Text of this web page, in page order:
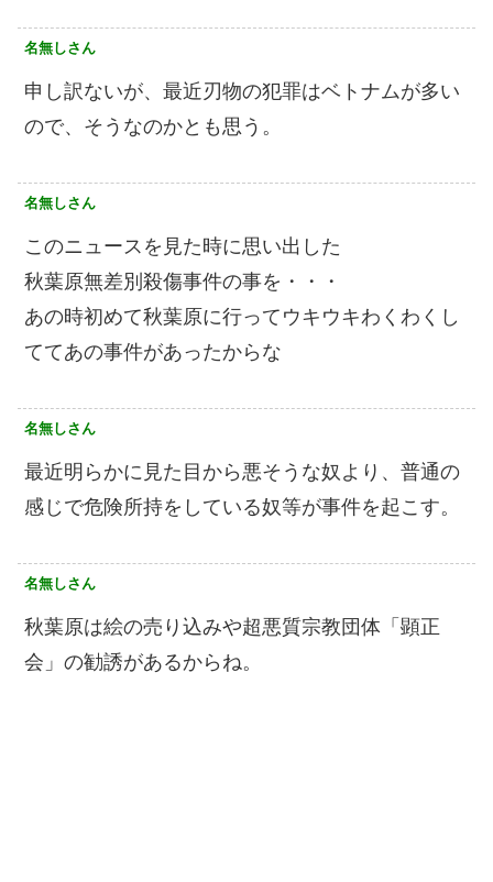
名無しさん
申し訳ないが、最近刃物の犯罪はベトナムが多い
ので、そうなのかとも思う。
名無しさん
このニュースを見た時に思い出した
秋葉原無差別殺傷事件の事を・・・
あの時初めて秋葉原に行ってウキウキわくわくし
ててあの事件があったからな
名無しさん
最近明らかに見た目から悪そうな奴より、普通の
感じで危険所持をしている奴等が事件を起こす。
名無しさん
秋葉原は絵の売り込みや超悪質宗教団体「顕正
会」の勧誘があるからね。